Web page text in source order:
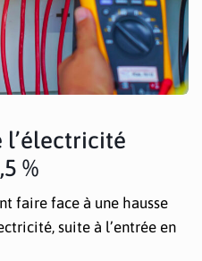
l’électricité
%
faire face à une hausse
suite à l’entrée en